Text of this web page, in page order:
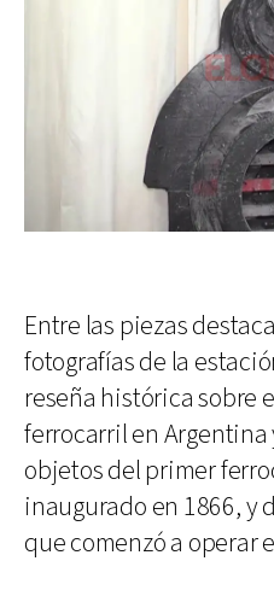
Entre las piezas
fotografías de la
reseña histórica sobre
ferrocarril en Argentina
objetos del primer
inaugurado en 1866, y
que comenzó a operar